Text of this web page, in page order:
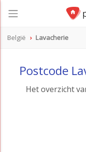
België Lavacherie
Postcode
Het overzicht